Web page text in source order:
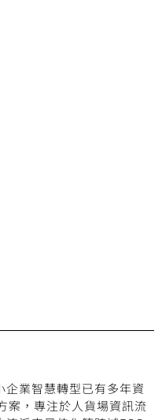
業智慧轉型已有多年資
案，專注於人貨場資訊流